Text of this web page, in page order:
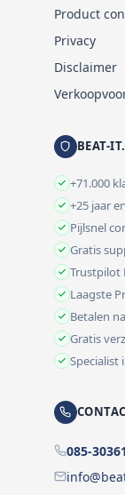
Product
Privacy
Disclaimer
BEAT-
+71.000
+25 jaar
Pijlsnel
Gratis
Trustpilot
Laagste
Betalen
Gratis
Specialist
085-